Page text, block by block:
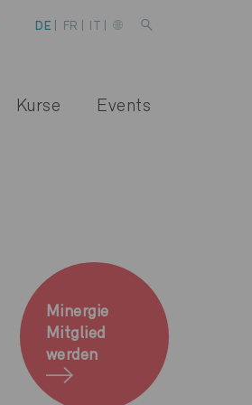
DE FR
Kurse Events
Minergie
Mitglied
werden